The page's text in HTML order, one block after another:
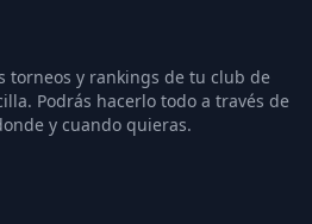
torneos y rankings de tu club de
Podrás hacerlo todo a través de
y cuando quieras.